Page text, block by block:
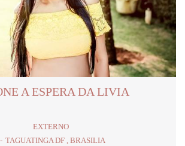
A ESPERA DA LIVIA
EXTERNO
TAGUATINGA DF , BRASILIA